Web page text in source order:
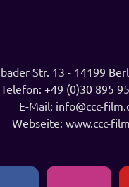
Str. 13 - 14199
Telefon: +49 (0)30 895
E-Mail: info@ccc-
Webseite: www.ccc-